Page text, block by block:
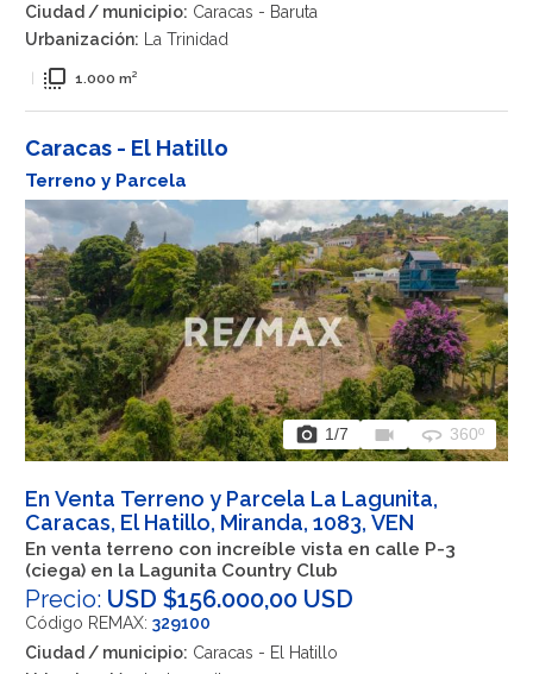
Ciudad / municipio: Caracas - Baruta
Urbanización: La Trinidad
flip_to_front 1.000 m²
Caracas - El Hatillo
Terreno y Parcela
photo_camera 1/7 videocam 360 360º
En Venta Terreno y Parcela La Lagunita,
Caracas, El Hatillo, Miranda, 1083, VEN
En venta terreno con increíble vista en calle P-3
(ciega) en la Lagunita Country Club
Precio: USD $156.000,00 USD
Código REMAX: 329100
Ciudad / municipio: Caracas - El Hatillo